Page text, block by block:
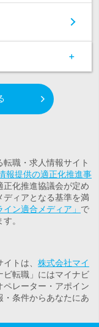
転職・求人情報サイト
報提供の適正化推進事
正化推進協議会が定め
ディアとなる基準を満
イン適合メディア」 で
。
トは、 株式会社マイ
ビ転職」にはマイナビ
ペレーター・アポイン
条件からあなたにあ